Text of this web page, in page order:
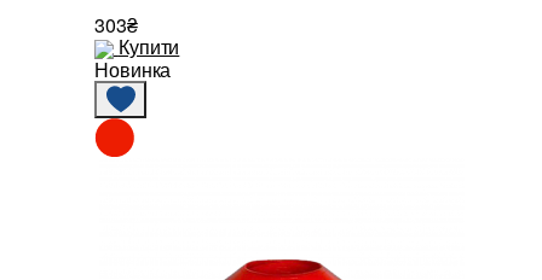
303₴
Купити
Новинка